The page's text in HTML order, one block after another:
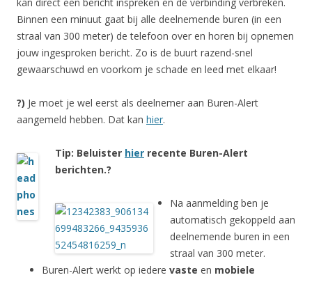
Binnen een minuut gaat bij alle deelnemende buren (in een
straal van 300 meter) de telefoon over en horen bij opnemen
jouw ingesproken bericht. Zo is de buurt razend-snel
gewaarschuwd en voorkom je schade en leed met elkaar!
?) Je moet je wel eerst als deelnemer aan Buren-Alert
aangemeld hebben. Dat kan hier.
Tip: Beluister hier recente Buren-Alert
berichten.?
Na aanmelding ben je
automatisch gekoppeld aan
deelnemende buren in een
straal van 300 meter.
Buren-Alert werkt op iedere vaste en mobiele